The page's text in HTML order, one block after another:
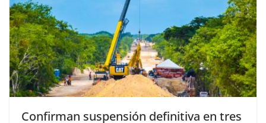
Confirman suspensión definitiva en tres